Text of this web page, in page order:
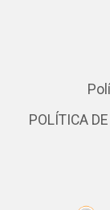
POLÍTICA